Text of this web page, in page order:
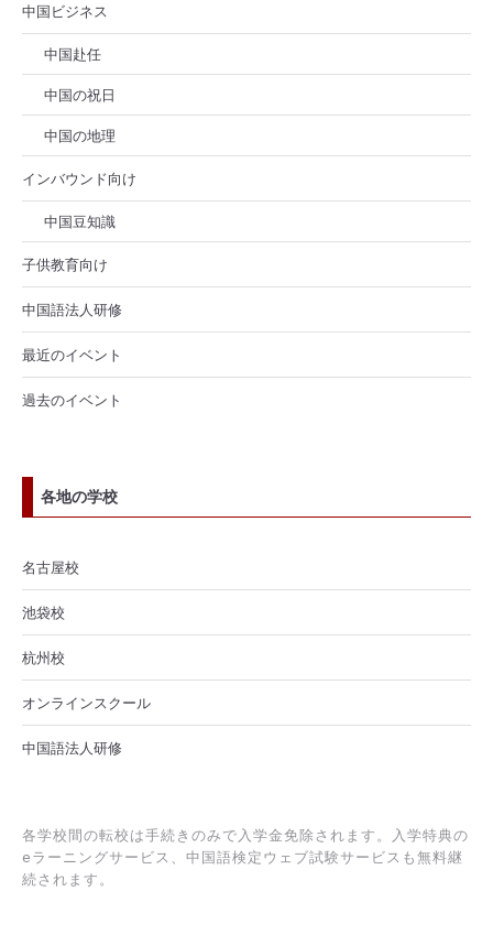
中国ビジネス
中国赴任
中国の祝日
中国の地理
インバウンド向け
中国豆知識
子供教育向け
中国語法人研修
最近のイベント
過去のイベント
各地の学校
名古屋校
池袋校
杭州校
オンラインスクール
中国語法人研修
各学校間の転校は手続きのみで入学金免除されます。入学特典の
eラーニングサービス、中国語検定ウェブ試験サービスも無料継
続されます。